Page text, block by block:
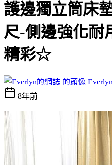
護邊獨立筒床
尺-側邊強化
精彩☆
8年前